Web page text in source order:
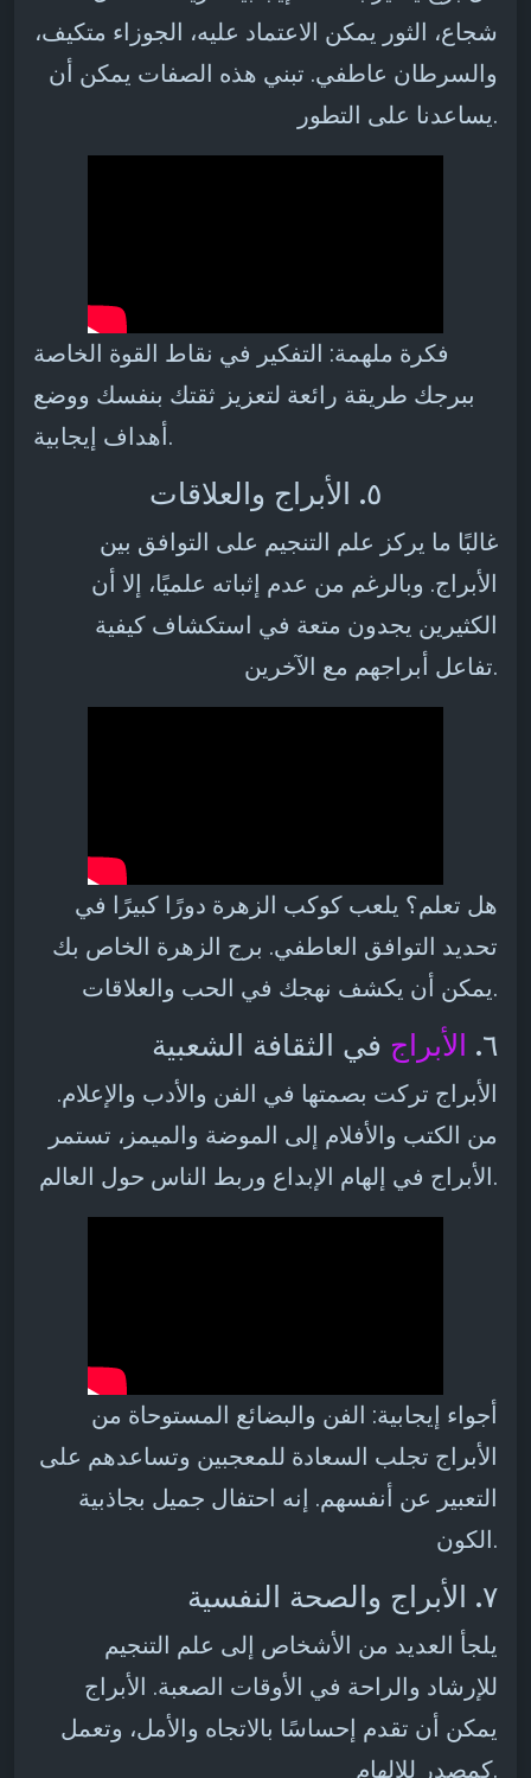
شجاع، الثور يمكن الاعتماد عليه، الجوزاء متكيف،
والسرطان عاطفي. تبني هذه الصفات يمكن أن
يساعدنا على التطور.
فكرة ملهمة: التفكير في نقاط القوة الخاصة
ببرجك طريقة رائعة لتعزيز ثقتك بنفسك ووضع
أهداف إيجابية.
٥. الأبراج والعلاقات
غالبًا ما يركز علم التنجيم على التوافق بين
الأبراج. وبالرغم من عدم إثباته علميًا، إلا أن
الكثيرين يجدون متعة في استكشاف كيفية
تفاعل أبراجهم مع الآخرين.
هل تعلم؟ يلعب كوكب الزهرة دورًا كبيرًا في
تحديد التوافق العاطفي. برج الزهرة الخاص بك
يمكن أن يكشف نهجك في الحب والعلاقات.
٦. الأبراج في الثقافة الشعبية
الأبراج تركت بصمتها في الفن والأدب والإعلام.
من الكتب والأفلام إلى الموضة والميمز، تستمر
الأبراج في إلهام الإبداع وربط الناس حول العالم.
أجواء إيجابية: الفن والبضائع المستوحاة من
الأبراج تجلب السعادة للمعجبين وتساعدهم على
التعبير عن أنفسهم. إنه احتفال جميل بجاذبية
الكون.
٧. الأبراج والصحة النفسية
يلجأ العديد من الأشخاص إلى علم التنجيم
للإرشاد والراحة في الأوقات الصعبة. الأبراج
يمكن أن تقدم إحساسًا بالاتجاه والأمل، وتعمل
كمصدر للإلهام.